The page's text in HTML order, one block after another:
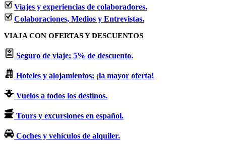
Viajes y experiencias de colaboradores.
Colaboraciones, Medios y Entrevistas.
VIAJA CON OFERTAS Y DESCUENTOS
Seguro de viaje: 5% de descuento.
Hoteles y alojamientos: ¡la mayor oferta!
Vuelos a todos los destinos.
Tours y excursiones en español.
Coches y vehículos de alquiler.